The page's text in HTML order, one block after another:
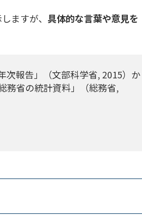
ますが、 具体的な言葉や意見を
次報告」（文部科学省, 2015）か
務省の統計資料」（総務省,